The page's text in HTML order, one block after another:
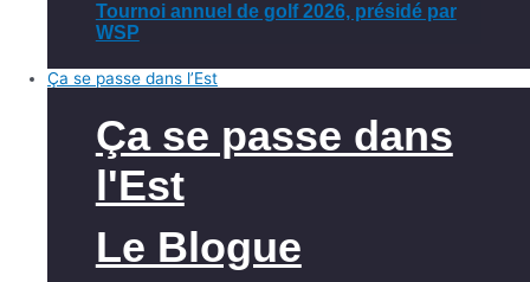
Tournoi annuel de golf 2026, présidé par
WSP
Ça se passe dans l’Est
Ça se passe dans
l'Est
Le Blogue